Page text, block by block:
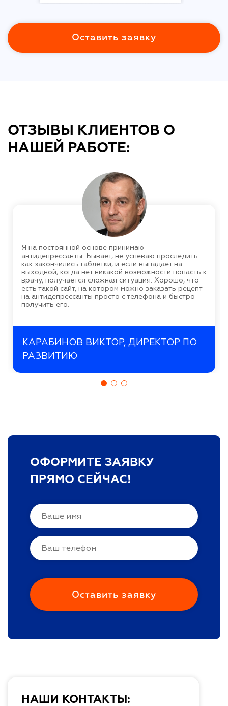
Оставить заявку
ОТЗЫВЫ КЛИЕНТОВ О
НАШЕЙ РАБОТЕ:
Я на постоянной основе принимаю
антидепрессанты. Бывает, не успеваю проследить
как закончились таблетки, и если выпадает на
выходной, когда нет никакой возможности попасть к
врачу, получается сложная ситуация. Хорошо, что
есть такой сайт, на котором можно заказать рецепт
на антидепрессанты просто с телефона и быстро
получить его.
КАРАБИНОВ ВИКТОР, ДИРЕКТОР ПО
РАЗВИТИЮ
ОФОРМИТЕ ЗАЯВКУ
ПРЯМО СЕЙЧАС!
НАШИ КОНТАКТЫ: